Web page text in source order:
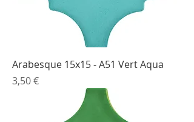
Arabesque 15x15 - A51 Vert Aqua
Prix
3,50 €